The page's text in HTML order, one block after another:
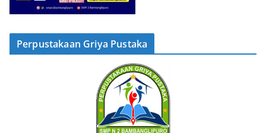
Perpustakaan Griya Pustaka